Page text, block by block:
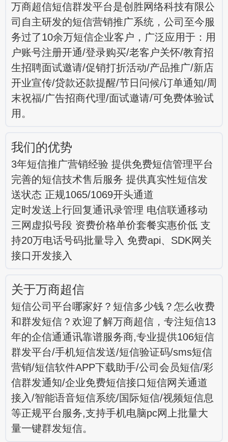
万商超信短信群发平台是创胜网络科技有限公
司自主研发的短信营销推广系统，公司至今服
务过了10余万短信企业客户，广泛应用于：用
户账号注册开通/登录购买/老客户关怀/教育招
生招聘面试邀请/促销打折活动/产品推广/新店
开业宣传/贷款还款提醒/节日问候/订单通知/周
末祝福/广告招商代理/面试邀请/可免费体验试
用。
我们的优势
3年短信推广营销经验 提供免费短信管理平台
完善的短信技术售后服务 提供真实性短信发
送状态 正规1065/1069开头通道
定时发送上行回复通讯录管理 电信联通移动
三网虚拟号段 资费价格单价套餐实惠价低 支
持20万电话号码批量导入 免费api、SDK网关
接口开发接入
关于万商超信
短信公司平台哪家好？短信多少钱？怎么收费
和群发短信？欢迎了解万商超信，专注短信13
年的企信通通讯靠谱服务商,专业提供106短信
群发平台/手机短信发送/短信验证码/sms短信
营销/短信软件APP下载助手/公司会员短信/彩
信群发通知/企业免费短信接口短信网关通道
接入/智能语音短信系统/国际短信/视频短信息
等正规平台服务,支持手机电脑pc网上批量大
量一键群发短信。